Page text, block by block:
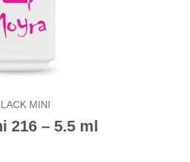
MINI
216 – 5.5 ml